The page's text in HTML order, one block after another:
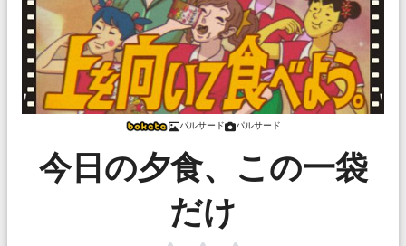
パルサード パルサード
今日の夕食、この一袋
だけ